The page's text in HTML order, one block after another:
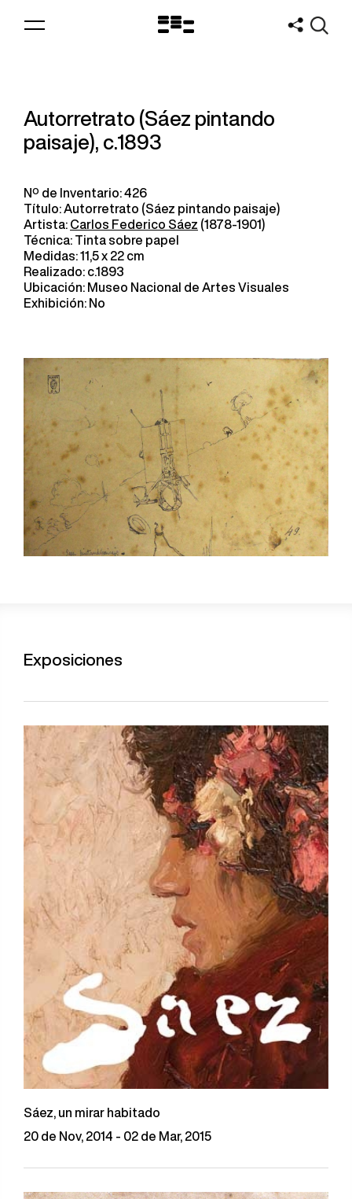
Logo
Autorretrato (Sáez pintando
paisaje), c.1893
Nº de Inventario: 426
Título: Autorretrato (Sáez pintando paisaje)
Artista: Carlos Federico Sáez (1878-1901)
Técnica: Tinta sobre papel
Medidas: 11,5 x 22 cm
Realizado: c.1893
Ubicación: Museo Nacional de Artes Visuales
Exhibición: No
Exposiciones
Sáez, un mirar habitado
20 de Nov, 2014 - 02 de Mar, 2015